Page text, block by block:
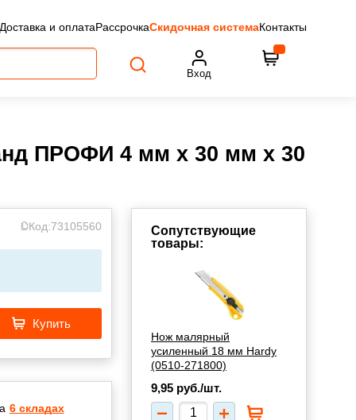
и оплатаРассрочкаСкидочная системаКонтакты
Вход
ПРОФИ 4 мм х 30 мм х 30
Код:73105560
Купить
6 складах
Сопутствующие
товары:
Нож малярный
усиленный 18 мм Hardy
(0510-271800)
9,95 руб./шт.